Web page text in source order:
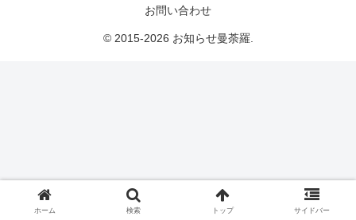
お問い合わせ
© 2015-2026 お知らせ曼荼羅.
ホーム 検索 トップ サイドバー